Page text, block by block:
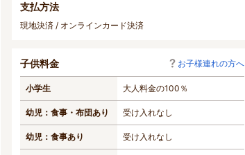
支払方法
現地決済 / オンラインカード決済
子供料金 お子様連れの方へ
小学生 大人料金の100％
幼児：食事・布団あり 受け入れなし
幼児：食事あり 受け入れなし